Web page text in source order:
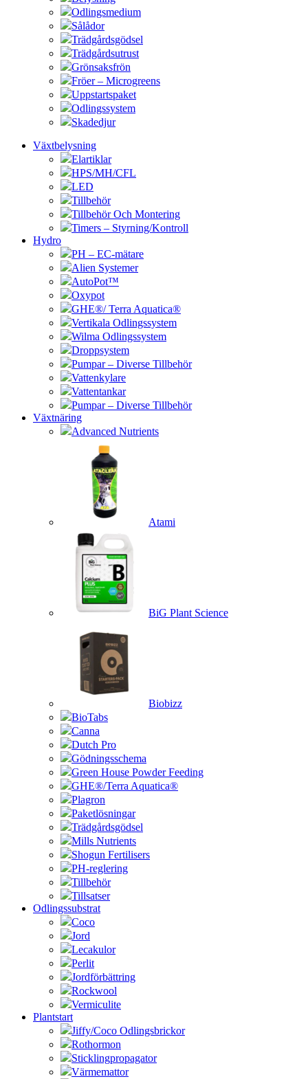
Odlingsmedium
Sålådor
Trädgårdsgödsel
Trädgårdsutrust
Grönsaksfrön
Fröer – Microgreens
Uppstartspaket
Odlingssystem
Skadedjur
Växtbelysning
Elartiklar
HPS/MH/CFL
LED
Tillbehör
Tillbehör Och Montering
Timers – Styrning/Kontroll
Hydro
PH – EC-mätare
Alien Systemer
AutoPot™
Oxypot
GHE®/ Terra Aquatica®
Vertikala Odlingssystem
Wilma Odlingssystem
Droppsystem
Pumpar – Diverse Tillbehör
Vattenkylare
Vattentankar
Pumpar – Diverse Tillbehör
Växtnäring
Advanced Nutrients
Atami
BiG Plant Science
Biobizz
BioTabs
Canna
Dutch Pro
Gödningsschema
Green House Powder Feeding
GHE®/Terra Aquatica®
Plagron
Paketlösningar
Trädgårdsgödsel
Mills Nutrients
Shogun Fertilisers
PH-reglering
Tillbehör
Tillsatser
Odlingssubstrat
Coco
Jord
Lecakulor
Perlit
Jordförbättring
Rockwool
Vermiculite
Plantstart
Jiffy/Coco Odlingsbrickor
Rothormon
Sticklingpropagator
Värmemattor